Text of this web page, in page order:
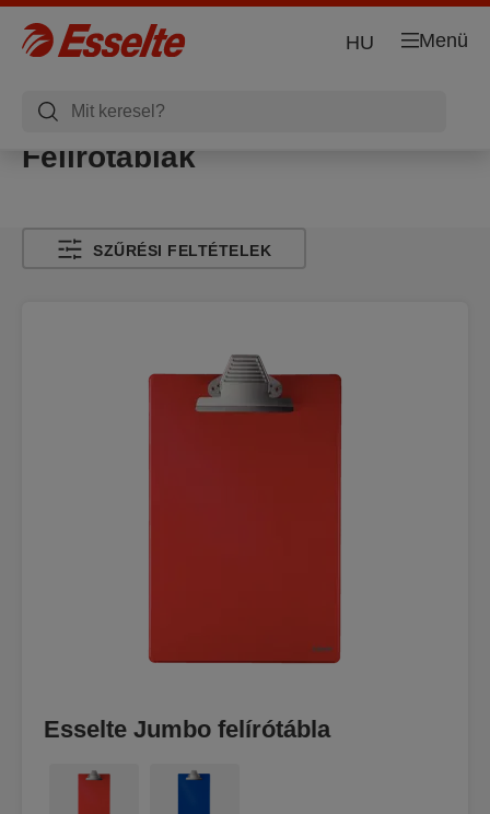
Menü
HU
Felírótáblák
SZŰRÉSI FELTÉTELEK
Esselte Jumbo felírótábla